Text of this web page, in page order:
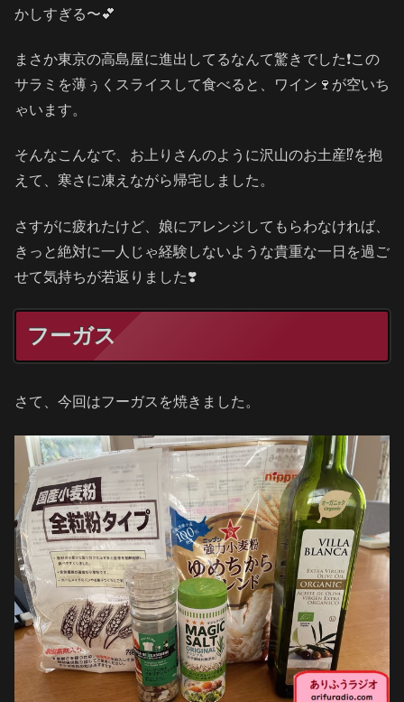
かしすぎる〜💕
まさか東京の高島屋に進出してるなんて驚きでした❗️この
サラミを薄ぅくスライスして食べると、ワイン🍷が空いち
ゃいます。
そんなこんなで、お上りさんのように沢山のお土産⁉️を抱
えて、寒さに凍えながら帰宅しました。
さすがに疲れたけど、娘にアレンジしてもらわなければ、
きっと絶対に一人じゃ経験しないような貴重な一日を過ご
せて気持ちが若返りました❣️
フーガス
さて、今回はフーガスを焼きました。